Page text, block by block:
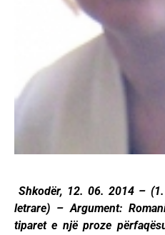
Shkodër, 12. 06. 2014 –
letrare) – Argument:
tiparet e një proze